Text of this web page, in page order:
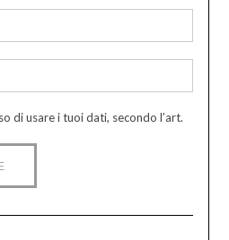
di usare i tuoi dati, secondo l’art.